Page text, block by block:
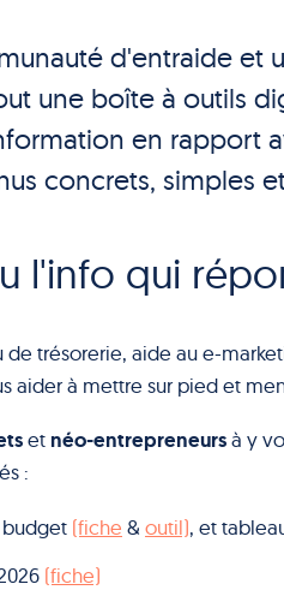
d'entraide et
une boîte à outils
en rapport
concrets, simples
l'info qui
de trésorerie, aide au e-
aider à mettre sur pied et
et néo-entrepreneursà y
:
budget (fiche & outil), et
(fiche)